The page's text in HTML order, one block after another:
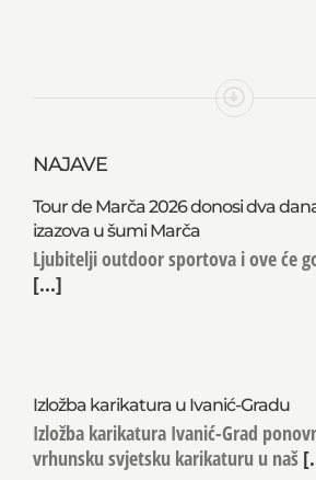
NAJAVE
Tour de Marča 2026 donosi dva
izazova u šumi Marča
Ljubitelji outdoor sportova i ove će
[...]
Izložba karikatura u Ivanić-Gradu
Izložba karikatura Ivanić-Grad
vrhunsku svjetsku karikaturu u naš